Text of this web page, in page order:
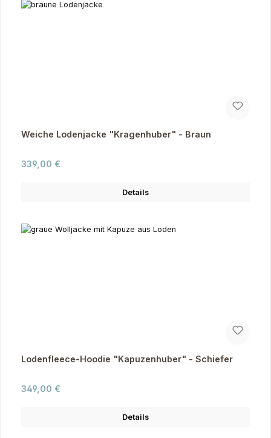
Weiche Lodenjacke "Kragenhuber" - Braun
Regulärer Preis:
339,00 €
Details
Lodenfleece-Hoodie "Kapuzenhuber" - Schiefer
Regulärer Preis:
349,00 €
Details